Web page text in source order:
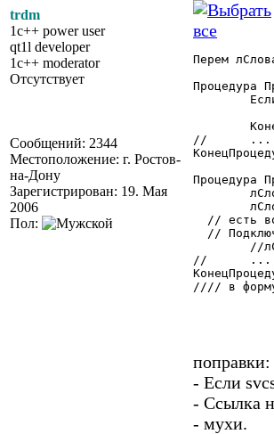
trdm
1c++ power user
qt1l developer
1c++ moderator
Отсутствует
Сообщений: 2344
Местоположение: г. Ростов-
на-Дону
Зарегистрирован: 19. Мая
2006
Пол:
Перем
Процедура
//	....
Процедура
// есть
//
//	...
//// в
поправки:
- Если
- Ссылка
- мухи.